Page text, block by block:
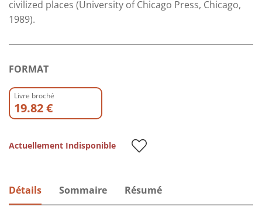
civilized places (University of Chicago Press, Chicago,
1989).
FORMAT
Livre broché
19.82 €
Actuellement Indisponible
Détails Sommaire Résumé